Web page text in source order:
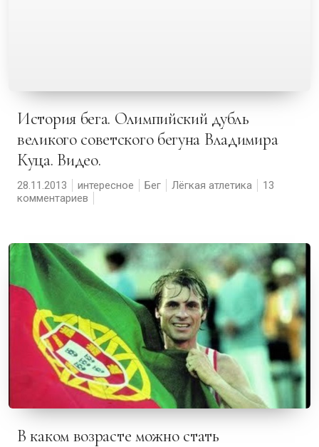
История бега. Олимпийский дубль
великого советского бегуна Владимира
Куца. Видео.
28.11.2013 интересное Бег Лёгкая атлетика
13
комментариев
В каком возрасте можно стать